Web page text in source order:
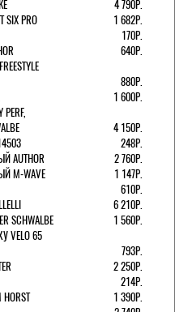
4 790Р.
PRO
1 682Р.
170Р.
640Р.
880Р.
1 600Р.
4 150Р.
248Р.
AUTHOR
2 760Р.
M-WAVE
1 147Р.
610Р.
6 210Р.
SCHWALBE
1 560Р.
VELO 65
793Р.
2 250Р.
214Р.
1 390Р.